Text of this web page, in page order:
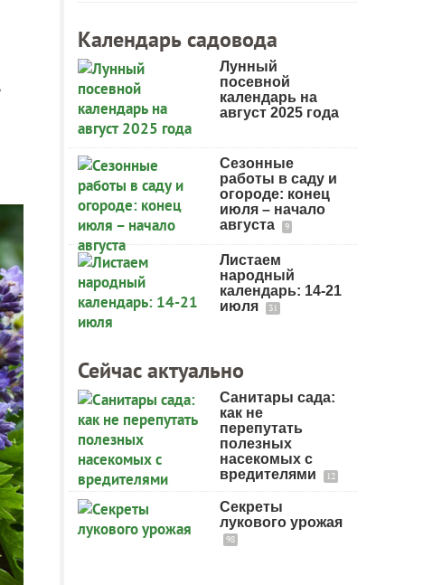
Календарь садовода
Лунный
посевной
календарь на
август 2025 года
Сезонные
работы в саду и
огороде: конец
июля – начало
августа
9
Листаем
народный
календарь: 14-21
июля
31
Сейчас актуально
Санитары сада:
как не
перепутать
полезных
насекомых с
вредителями
12
Секреты
лукового урожая
98